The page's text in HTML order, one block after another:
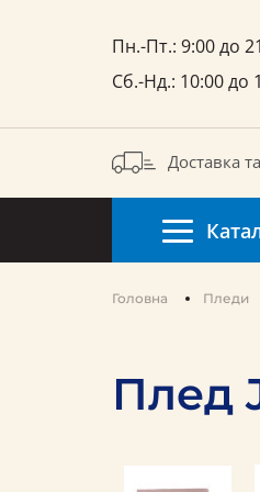
Пн.-Пт.: 9:00 до
Сб.-Нд.: 10:00 до
Доставка
Головна Пледи
Плед